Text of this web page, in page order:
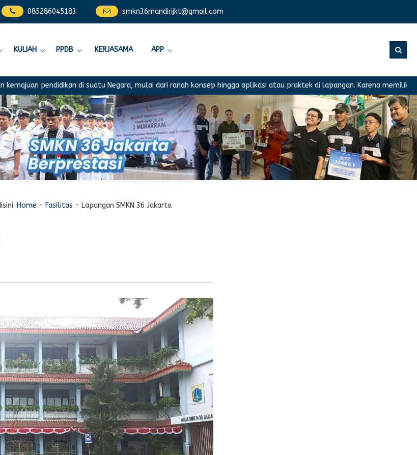
085286045183 smkn36mandirijkt@gmail.com
KULIAH PPDB KERJASAMA APP
di suatu Negara, mulai dari ranah konsep hingga aplikasi atau praktek di lapangan. Karena memiliki peran
:Home - Fasilitas - Lapangan SMKN 36 Jakarta